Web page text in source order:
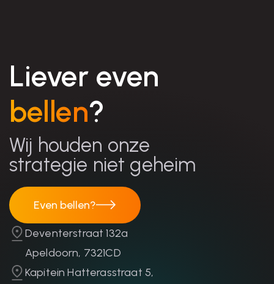
Liever even
bellen?
Wij houden onze
strategie niet geheim
Even bellen?
Deventerstraat 132a
Apeldoorn, 7321CD
Kapitein Hatterasstraat 5,